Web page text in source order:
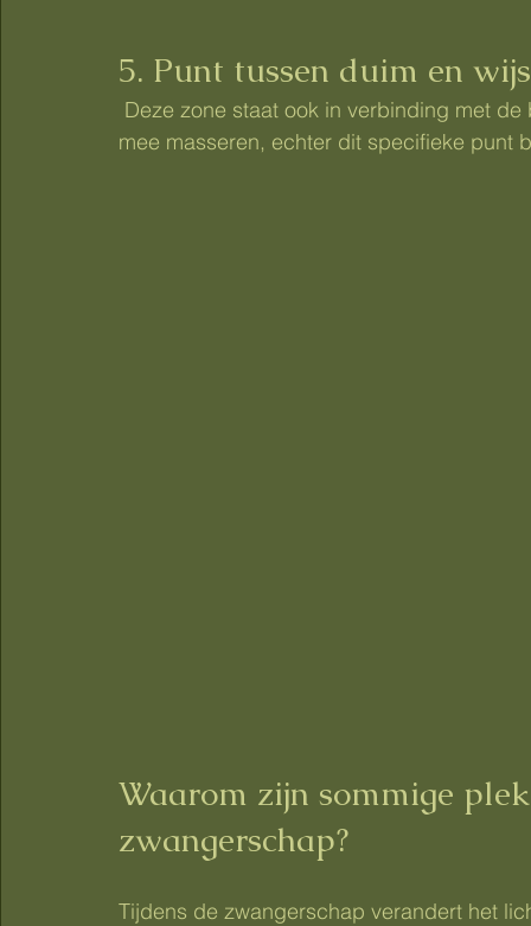
5. Punt tussen duim en
mee masseren, echter dit specifieke punt
Waarom zijn sommige
zwangerschap?
Tijdens de zwangerschap verandert het